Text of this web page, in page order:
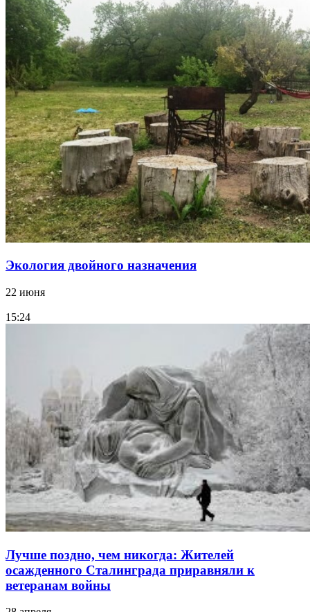
Экология двойного назначения
22 июня
15:24
Лучше поздно, чем никогда: Жителей
осажденного Сталинграда приравняли к
ветеранам войны